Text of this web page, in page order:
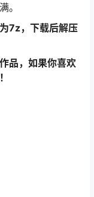
。
7z，下载后解压
品，如果你喜欢